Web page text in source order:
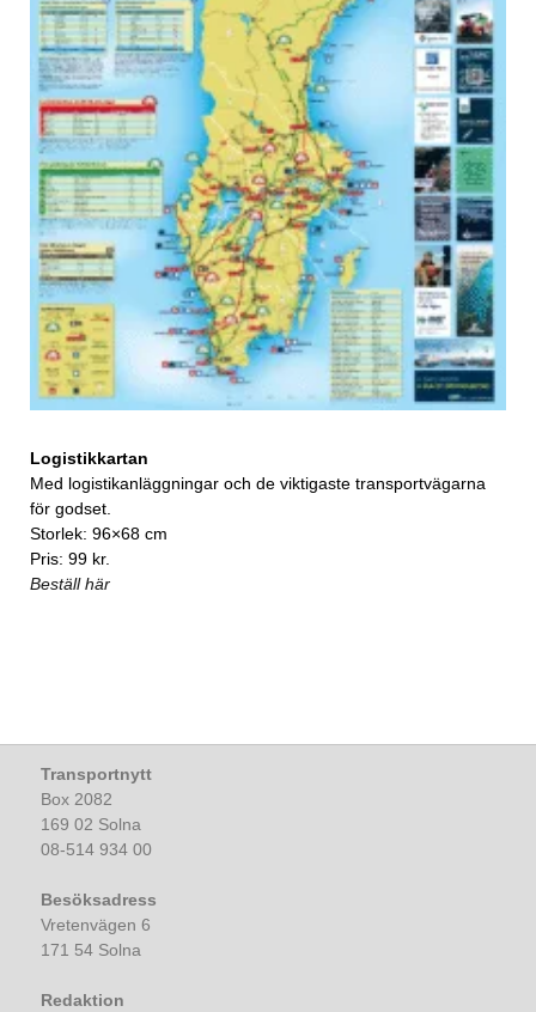
Logistikkartan
Med logistikanläggningar och de viktigaste transportvägarna
för godset.
Storlek: 96×68 cm
Pris: 99 kr.
Beställ här
Transportnytt
Box 2082
169 02 Solna
08-514 934 00
Besöksadress
Vretenvägen 6
171 54 Solna
Redaktion